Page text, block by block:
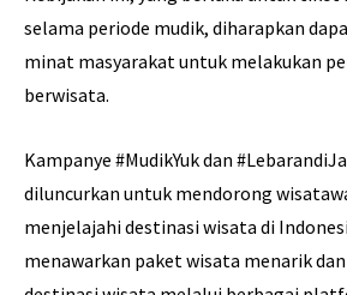
selama periode mudik, diharapkan
minat masyarakat untuk melakukan
berwisata.
Kampanye #MudikYuk dan
diluncurkan untuk mendorong
menjelajahi destinasi wisata di
menawarkan paket wisata menarik